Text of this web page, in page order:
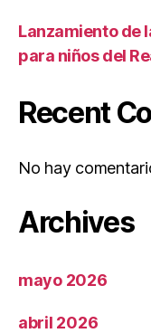
Lanzamiento de
para niños del
Recent
No hay
Archives
mayo 2026
abril 2026